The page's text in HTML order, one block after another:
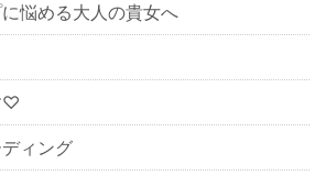
悩める大人の貴女へ
♡
ィング